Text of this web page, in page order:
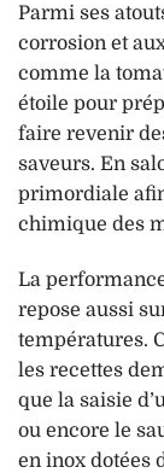
Parmi ses
corrosion et
comme la
étoile pour
faire revenir
saveurs. En
primordiale
chimique des
La
repose aussi
températures.
les recettes
que la saisie
ou encore le
en inox dotées